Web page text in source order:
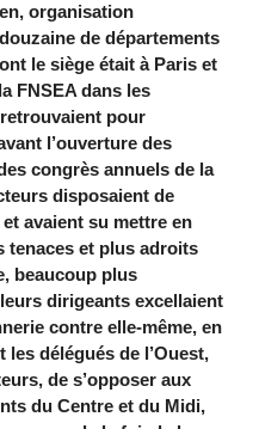
organisation
de départements
le siège était à Paris et
FNSEA dans les
pour
l’ouverture des
congrès annuels de la
disposaient de
avaient su mettre en
tenaces et plus adroits
beaucoup plus
dirigeants excellaient
contre elle-même, en
délégués de l’Ouest,
de s’opposer aux
du Centre et du Midi,